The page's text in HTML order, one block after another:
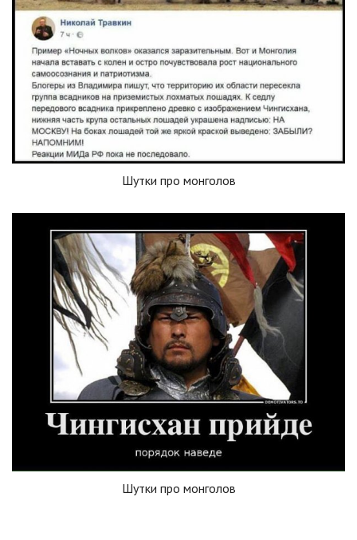
Шутки про монголов
Шутки про монголов